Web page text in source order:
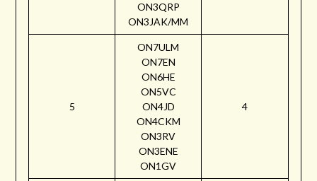
ON3QRP
ON3JAK/MM
5
ON7ULM
ON7EN
ON6HE
ON5VC
ON4JD
ON4CKM
ON3RV
ON3ENE
ON1GV
4